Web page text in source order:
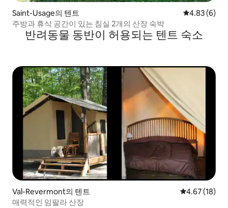
Saint-Usage의 텐트 평점 4.83점
4.83 (6)
주방과 휴식 공간이 있는 침실 2개의 산장 숙박
반려동물 동반이 허용되는 텐트 숙소
Val-Revermont의 텐트 평점 4.67점
4.67 (18)
매력적인 임팔라 산장